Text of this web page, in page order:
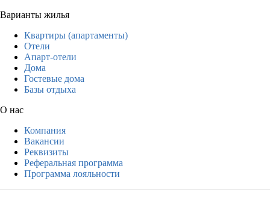
Варианты жилья
Квартиры (апартаменты)
Отели
Апарт-отели
Дома
Гостевые дома
Базы отдыха
О нас
Компания
Вакансии
Реквизиты
Реферальная программа
Программа лояльности